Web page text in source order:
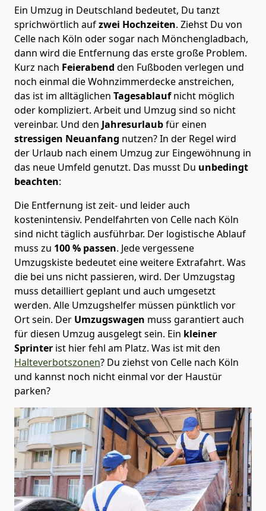
Ein Umzug in Deutschland bedeutet, Du tanzt
sprichwörtlich aufzwei Hochzeiten. Ziehst Du von
Celle nach Köln oder sogar nach Mönchen­gladbach,
dann wird die Entfernung das erste große Problem.
Kurz nach Feierabend den Fußboden verlegen und
noch einmal die Wohnzimmerdecke anstreichen,
das ist im alltäglichen Tagesablaufnicht möglich
oder kompliziert. Arbeit und Umzug sind so nicht
vereinbar. Und den Jahresurlaubfür einen
stressigen Neuanfang nutzen? In der Regel wird
der Urlaub nach einem Umzug zur Eingewöhnung in
das neue Umfeld genutzt. Das musst Du unbedingt
beachten:
Die Entfernung ist zeit- und leider auch
kostenintensiv. Pendelfahrten von Celle nach Köln
sind nicht täglich ausführbar. Der logistische Ablauf
muss zu 100 % passen. Jede vergessene
Umzugskiste bedeutet eine weitere Extrafahrt. Was
die bei uns nicht passieren, wird. Der Umzugstag
muss detailliert geplant und auch umgesetzt
werden. Alle Umzugshelfer müssen pünktlich vor
Ort sein. Der Umzugswagen muss garantiert auch
für diesen Umzug ausgelegt sein. Ein kleiner
Sprinter ist hier fehl am Platz. Was ist mit den
Halteverbotszonen? Du ziehst von Celle nach Köln
und kannst noch nicht einmal vor der Haustür
parken?